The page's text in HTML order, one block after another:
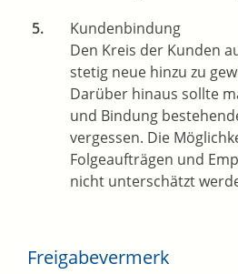
Kundenbindung
Den Kreis der Kunden
stetig neue hinzu zu
Darüber hinaus sollte
und Bindung
vergessen. Die
Folgeaufträgen und
nicht unterschätzt
Freigabevermerk